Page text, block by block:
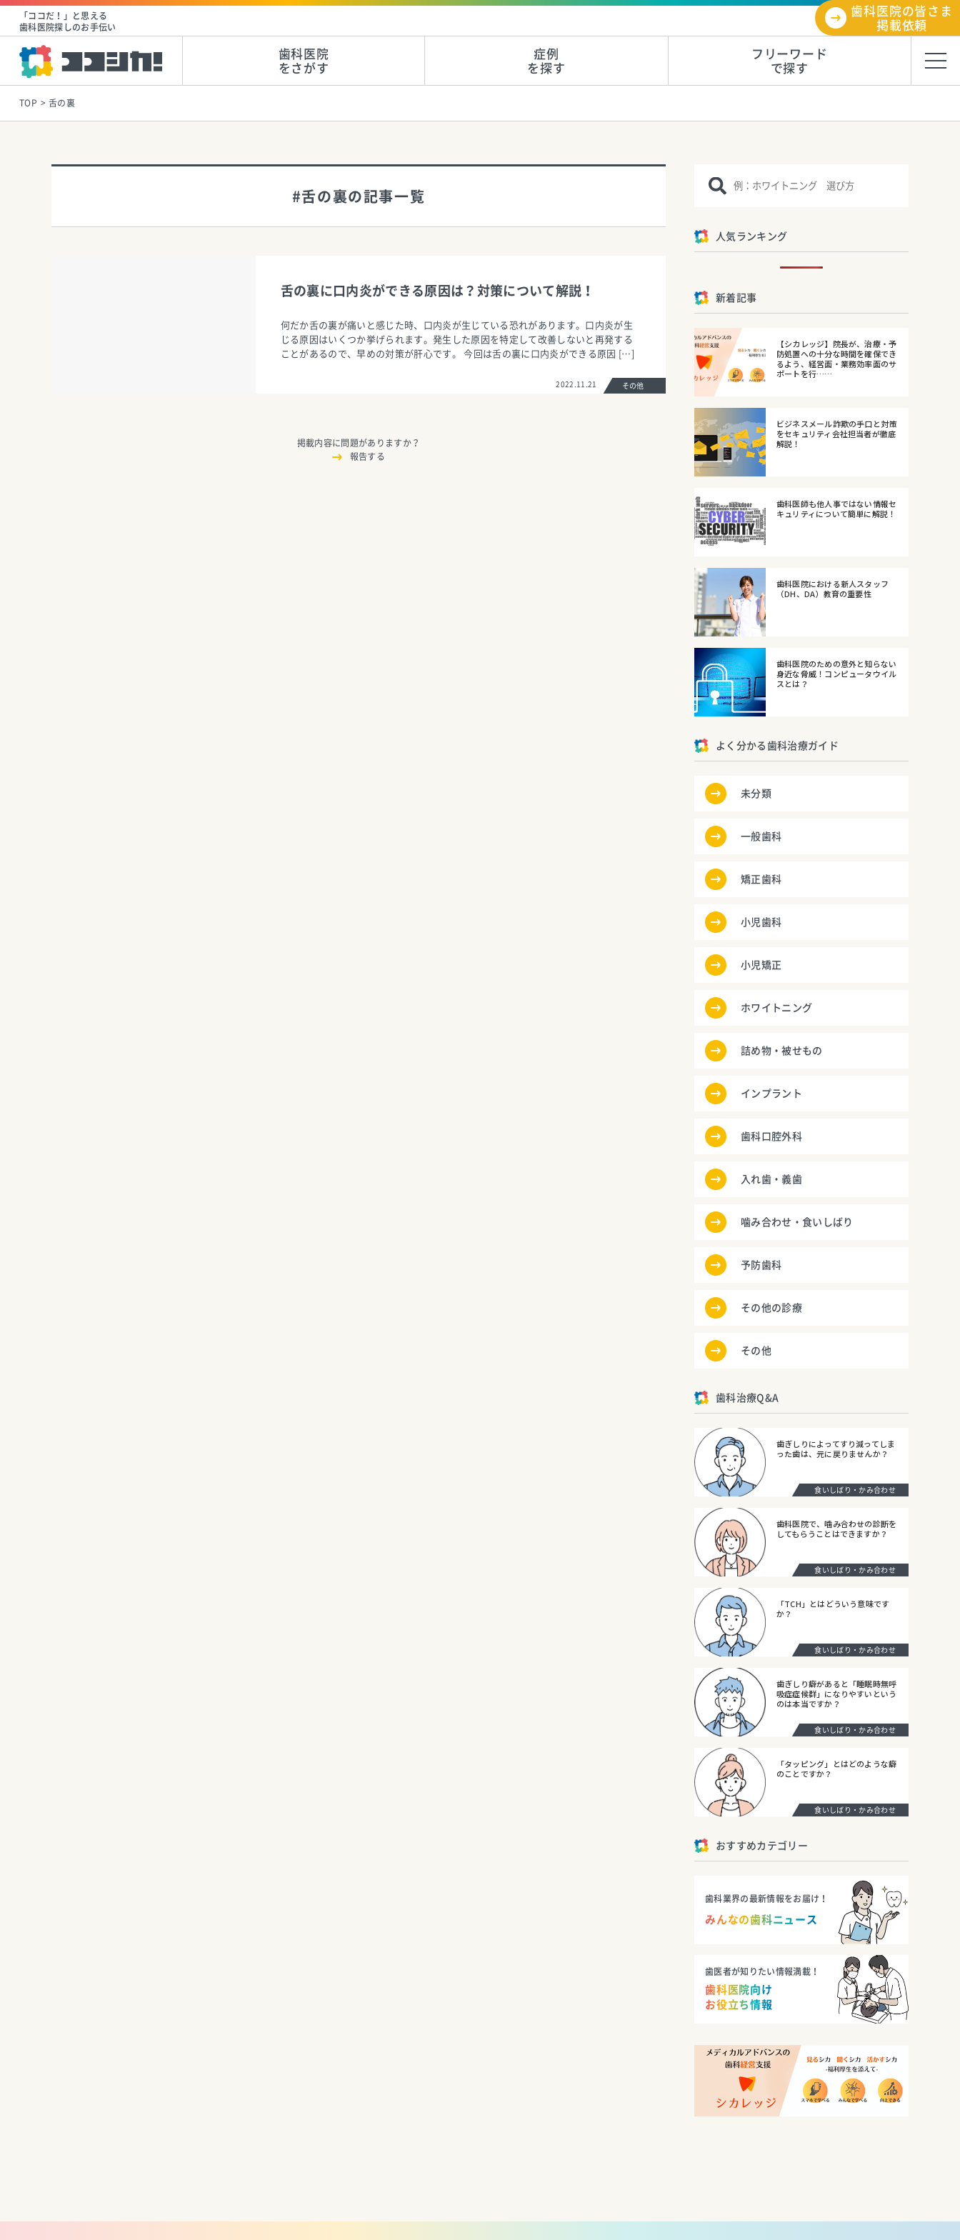
「ココだ！」と思える
歯科医院探しのお手伝い
歯科医院の皆さま
掲載依頼
歯科医院
をさがす
症例
を探す
フリーワード
で探す
TOP 舌の裏
#舌の裏の記事一覧
舌の裏に口内炎ができる原因は？対策について解説！
何だか舌の裏が痛いと感じた時、口内炎が生じている恐れがあります。口内炎が生
じる原因はいくつか挙げられます。発生した原因を特定して改善しないと再発する
ことがあるので、早めの対策が肝心です。 今回は舌の裏に口内炎ができる原因 […]
2022.11.21 その他
掲載内容に問題がありますか？
報告する
人気ランキング
新着記事
【シカレッジ】院長が、治療・予
防処置への十分な時間を確保でき
るよう、経営面・業務効率面のサ
ポートを行……
ビジネスメール詐欺の手口と対策
をセキュリティ会社担当者が徹底
解説！
歯科医師も他人事ではない情報セ
キュリティについて簡単に解説！
歯科医院における新人スタッフ
（DH、DA）教育の重要性
歯科医院のための意外と知らない
身近な脅威！コンピュータウイル
スとは？
よく分かる歯科治療ガイド
未分類
一般歯科
矯正歯科
小児歯科
小児矯正
ホワイトニング
詰め物・被せもの
インプラント
歯科口腔外科
入れ歯・義歯
噛み合わせ・食いしばり
予防歯科
その他の診療
その他
歯科治療Q&A
歯ぎしりによってすり減ってしま
った歯は、元に戻りませんか？
食いしばり・かみ合わせ
歯科医院で、噛み合わせの診断を
してもらうことはできますか？
食いしばり・かみ合わせ
「TCH」とはどういう意味です
か？
食いしばり・かみ合わせ
歯ぎしり癖があると「睡眠時無呼
吸症症候群」になりやすいという
のは本当ですか？
食いしばり・かみ合わせ
「タッピング」とはどのような癖
のことですか？
食いしばり・かみ合わせ
おすすめカテゴリー
歯科業界の最新情報をお届け！
みんなの歯科ニュース
歯医者が知りたい情報満載！
歯科医院向け
お役立ち情報